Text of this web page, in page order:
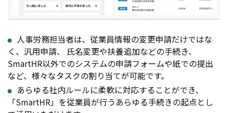
人事労務担当者は、従業員情報の変更申請だけではな
く、汎用申請、 氏名変更や扶養追加などの手続き、
SmartHR以外でのシステムの申請フォームや紙での提出
など、様々なタスクの割り当てが可能です。
あらゆる社内ルールに柔軟に対応することができ、
「SmartHR」を従業員が行うあらゆる手続きの起点とし